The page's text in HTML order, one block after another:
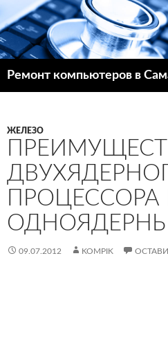
Ремонт компьютеров в
ЖЕЛЕЗО
ПРОЦЕССОРА
09.07.2012 KOMPIK